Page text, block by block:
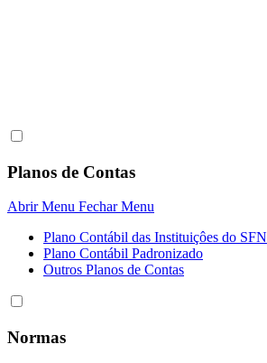
Planos de Contas
Abrir Menu Fechar Menu
Plano Contábil das Instituiçôes do SFN
Plano Contábil Padronizado
Outros Planos de Contas
Normas